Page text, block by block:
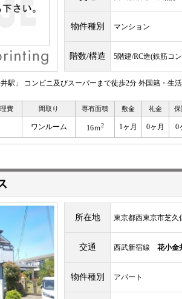
物件種別 マンション
階数/構造 5階建/RC造(鉄筋コ
駅」 コンビニ及びスーパーまで徒歩2分 外国籍・生
費 間取り 専有面積 敷金 礼金 保
ワンルーム 16ｍ2 1ヶ月 0ヶ月 0
所在地 東京都西東京市芝久
交通 西武新宿線 花小金
物件種別 アパート